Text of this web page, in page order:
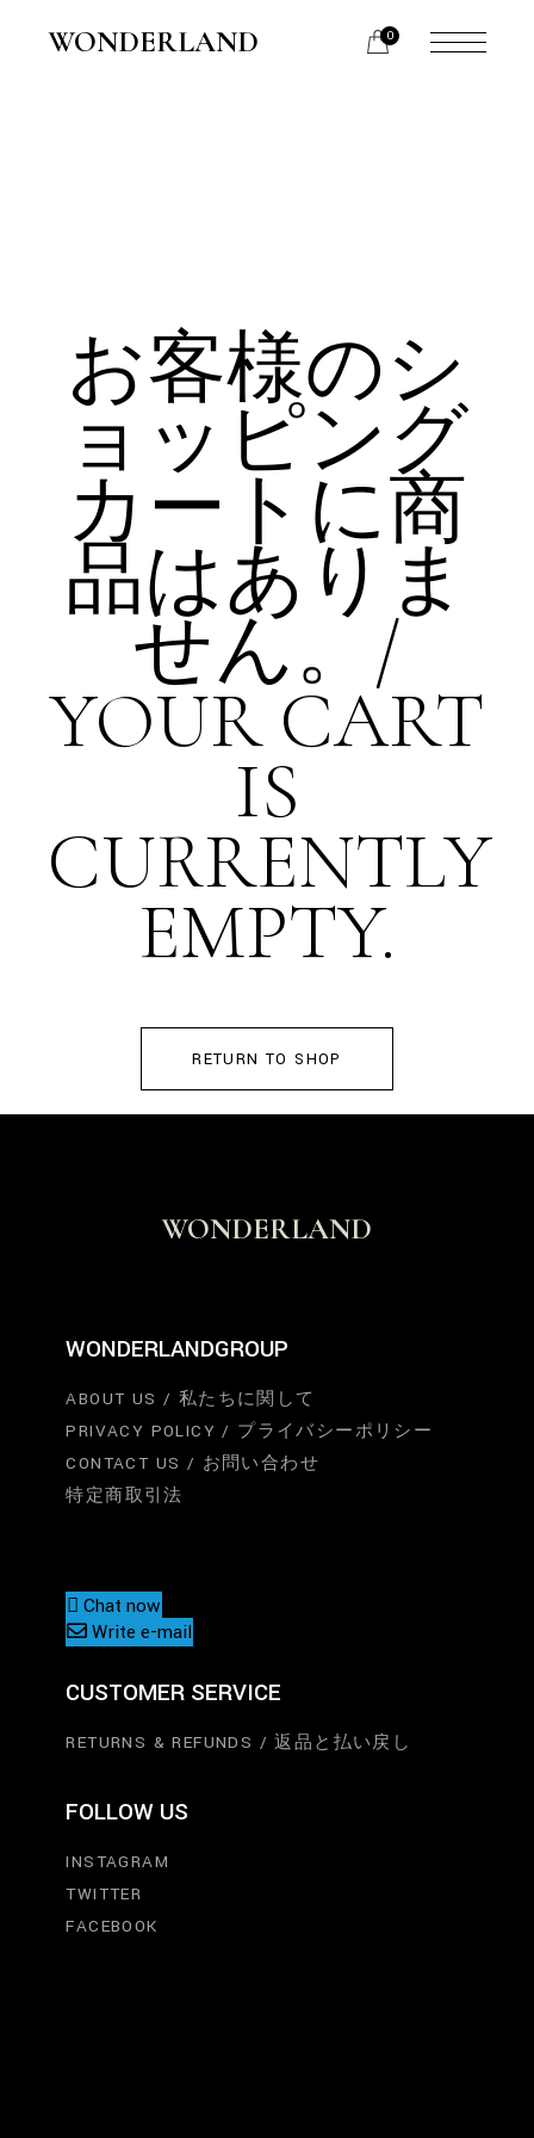
WONDERLAND 0
お客様のシ
ョッピング
カートに商
品はありま
せん。/
YOUR CART
IS
CURRENTLY
EMPTY.
RETURN TO SHOP
WONDERLAND
WONDERLANDGROUP
ABOUT US / 私たちに関して
PRIVACY POLICY / プライバシーポリシー
CONTACT US / お問い合わせ
特定商取引法
Chat now
Write e-mail
CUSTOMER SERVICE
RETURNS & REFUNDS / 返品と払い戻し
FOLLOW US
INSTAGRAM
TWITTER
FACEBOOK